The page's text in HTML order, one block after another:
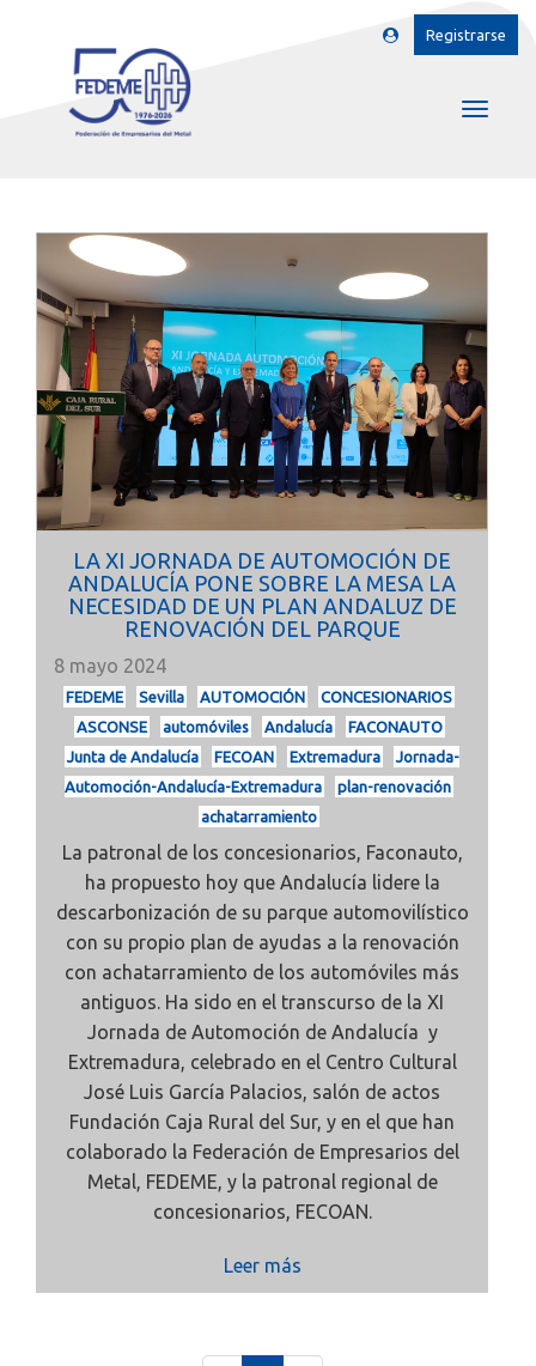
Registrarse
LA XI JORNADA DE AUTOMOCIÓN DE
ANDALUCÍA PONE SOBRE LA MESA LA
NECESIDAD DE UN PLAN ANDALUZ DE
RENOVACIÓN DEL PARQUE
8 mayo 2024
FEDEME Sevilla AUTOMOCIÓN
CONCESIONARIOS
ASCONSE
automóviles Andalucía
FACONAUTO
Junta de Andalucía
FECOAN Extremadura
Jornada-
Automoción-Andalucía-Extremadura
plan-renovación
achatarramiento
La patronal de los concesionarios, Faconauto,
ha propuesto hoy que Andalucía lidere la
descarbonización de su parque automovilístico
con su propio plan de ayudas a la renovación
con achatarramiento de los automóviles más
antiguos. Ha sido en el transcurso de la XI
Jornada de Automoción de Andalucía y
Extremadura, celebrado en el Centro Cultural
José Luis García Palacios, salón de actos
Fundación Caja Rural del Sur, y en el que han
colaborado la Federación de Empresarios del
Metal, FEDEME, y la patronal regional de
concesionarios, FECOAN.
Leer más